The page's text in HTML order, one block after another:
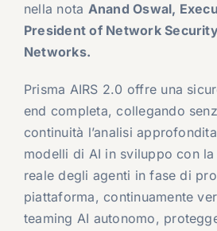
nella nota Anand Oswal,
President of Network
Networks.
Prisma AIRS 2.0 offre una
end completa, collegando
continuità l’analisi
modelli di AI in sviluppo con
reale degli agenti in fase di
piattaforma, continuamente
teaming AI autonomo,